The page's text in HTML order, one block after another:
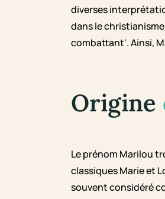
diverses
dans le
combattant'. Ainsi,
Origine
Le prénom Marilou
classiques Marie et
souvent considéré